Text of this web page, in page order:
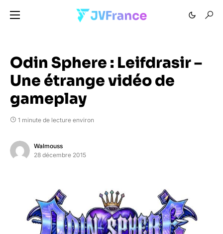
Odin Sphere : Leifdrasir –
Une étrange vidéo de
gameplay
1 minute de lecture environ
Walmouss
28 décembre 2015